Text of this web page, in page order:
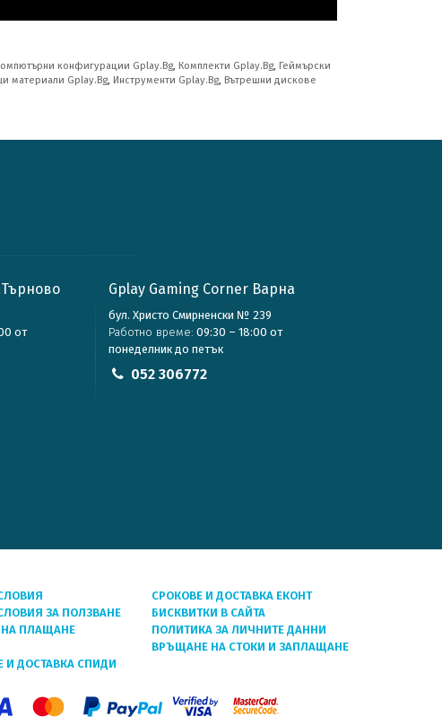
конфигурации Gplay.Bg, Комплекти Gplay.Bg, Геймърски
материали Gplay.Bg, Инструменти Gplay.Bg, Вътрешни дискове
от
Gplay Gaming Corner Варна
бул. Христо Смирненски № 239
Работно време: 09:30 – 18:00 от
понеделник до петък
052 306772
ЗА ПОЛЗВАНЕ
ПЛАЩАНЕ
И ДОСТАВКА СПИДИ
СРОКОВЕ И ДОСТАВКА ЕКОНТ
БИСКВИТКИ В САЙТА
ПОЛИТИКА ЗА ЛИЧНИТЕ ДАННИ
ВРЪЩАНЕ НА СТОКИ И ЗАПЛАЩАНЕ